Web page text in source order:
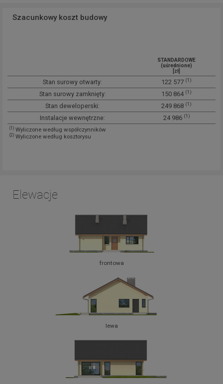
Szacunkowy koszt budowy
STANDARDOWE
(uśrednione)
[zł]
Stan surowy otwarty: 122 577 (1)
Stan surowy zamknięty: 150 864 (1)
Stan deweloperski: 249 868 (1)
Instalacje wewnętrzne: 24 986 (1)
(1) Wyliczone według współczynników
(2) Wyliczone według kosztorysu
Elewacje
frontowa
lewa